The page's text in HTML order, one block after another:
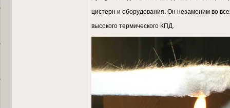
цистерн и оборудования. Он незаменим во
высокого термического КПД.